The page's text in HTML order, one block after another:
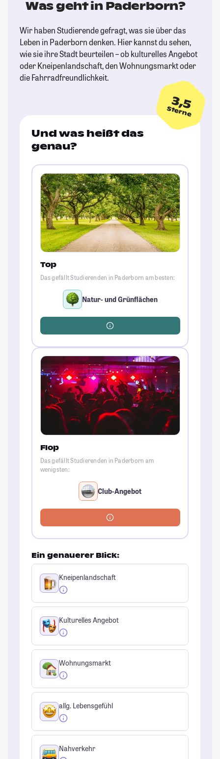
Was geht in Paderborn?
Wir haben Studierende gefragt, was sie über das
Leben in Paderborn denken. Hier kannst du sehen,
wie sie ihre Stadt beurteilen – ob kulturelles Angebot
oder Kneipenlandschaft, den Wohnungsmarkt oder
die Fahrradfreundlichkeit.
3,5
Sterne
Und was heißt das
genau?
Top
Das gefällt Studierenden in Paderborn am besten:
Natur- und Grünflächen
Flop
Das gefällt Studierenden in Paderborn am
wenigsten:
Club-Angebot
Ein genauerer Blick:
Kneipenlandschaft
Kulturelles Angebot
Wohnungsmarkt
allg. Lebensgefühl
Nahverkehr